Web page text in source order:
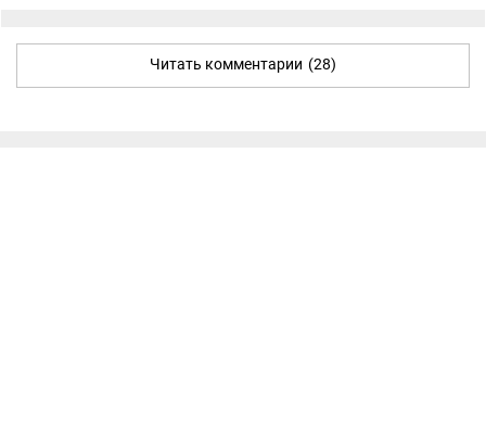
Читать комментарии (28)